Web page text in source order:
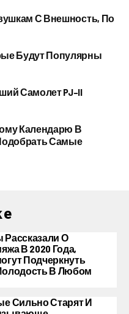
С Внешность, По
Будут Популярны
Самолет PJ–II
Календарю В
Самые
О
В 2020 Года,
Подчеркнуть
В Любом
Сильно Старят И